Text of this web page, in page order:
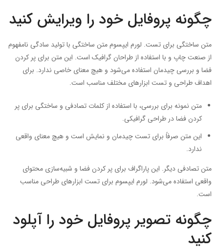
چگونه پروفایل خود را ویرایش کنید
متن ساختگی برای تست. لورم ایپسوم متن ساختگی با تولید سادگی نامفهوم
از صنعت چاپ و با استفاده از طراحان گرافیک است. این متن برای پر کردن
فضا و بررسی چیدمان استفاده می‌شود و هیچ معنای خاصی ندارد. برای
اهداف طراحی و تست ابزارهای مختلف مناسب است.
متن نمونه برای بررسی، با استفاده از کلمات تصادفی و ساختگی برای پر
کردن فضا در طراحی گرافیکی.
این متن صرفاً برای تست چیدمان و نمایش است و هیچ معنای واقعی
ندارد.
متن تصادفی دیگر. این پاراگراف برای پر کردن فضا و شبیه‌سازی محتوای
واقعی استفاده می‌شود. لورم ایپسوم برای تست ابزارهای طراحی مناسب
است.
چگونه تصویر پروفایل خود را آپلود
کنید